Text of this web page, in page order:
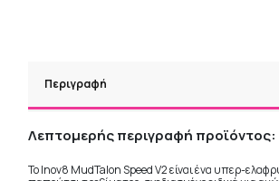
Περιγραφή
Λεπτομερής περιγραφή προϊόντος:
Το Inov8 MudTalon Speed V2 είναι ένα υπερ-